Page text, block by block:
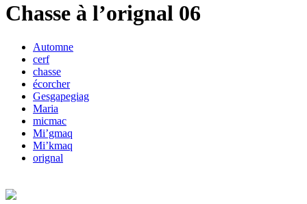
Chasse à l’orignal 06
Automne
cerf
chasse
écorcher
Gesgapegiag
Maria
micmac
Mi’gmaq
Mi’kmaq
orignal